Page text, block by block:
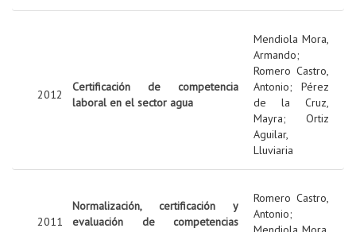
2012
Certificación de competencia
laboral en el sector agua
Mendiola Mora,
Armando;
Romero Castro,
Antonio; Pérez
de la Cruz,
Mayra; Ortiz
Aguilar,
Lluviaria
2011
Normalización, certificación y
evaluación de competencias
Romero Castro,
Antonio;